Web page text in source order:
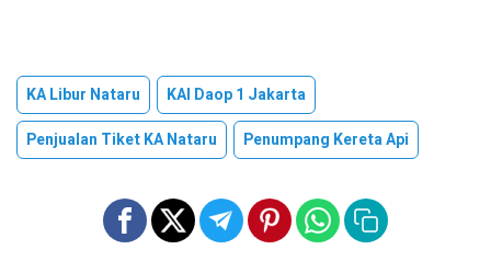
KA Libur Nataru
KAI Daop 1 Jakarta
Penjualan Tiket KA Nataru
Penumpang Kereta Api